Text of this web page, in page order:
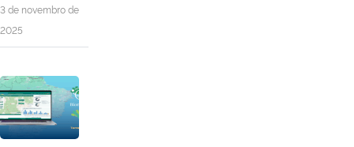
3 de novembro de
2025